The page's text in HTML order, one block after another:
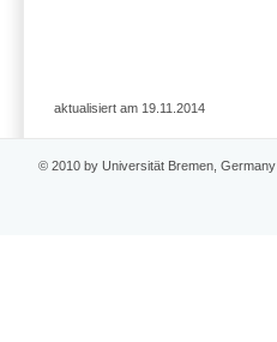
aktualisiert am 19.11.2014
© 2010 by Universität Bremen, Germany